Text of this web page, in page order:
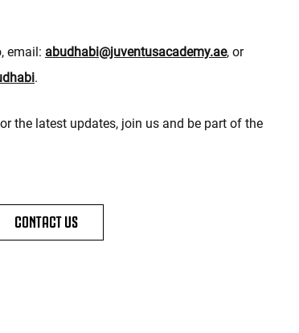
email: abudhabi@juventusacademy.ae, or
.
the latest updates, join us and be part of the
CONTACT US